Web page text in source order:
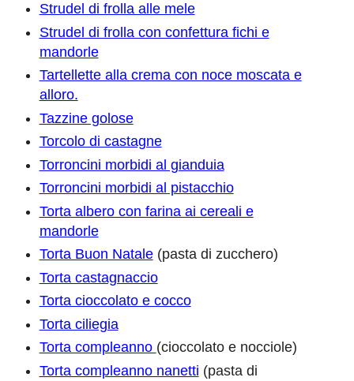
Strudel di frolla alle mele
Strudel di frolla con confettura fichi e
mandorle
Tartellette alla crema con noce moscata e
alloro.
Tazzine golose
Torcolo di castagne
Torroncini morbidi al gianduia
Torroncini morbidi al pistacchio
Torta albero con farina ai cereali e
mandorle
Torta Buon Natale(pasta di zucchero)
Torta castagnaccio
Torta cioccolato e cocco
Torta ciliegia
Torta compleanno (cioccolato e nocciole)
Torta compleanno nanetti (pasta di